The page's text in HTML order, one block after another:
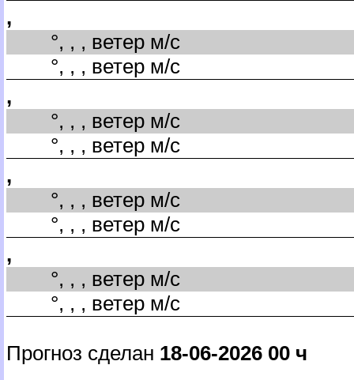
,
°, , , ветер м/с
°, , , ветер м/с
,
°, , , ветер м/с
°, , , ветер м/с
,
°, , , ветер м/с
°, , , ветер м/с
,
°, , , ветер м/с
°, , , ветер м/с
Прогноз сделан 18-06-2026 00 ч